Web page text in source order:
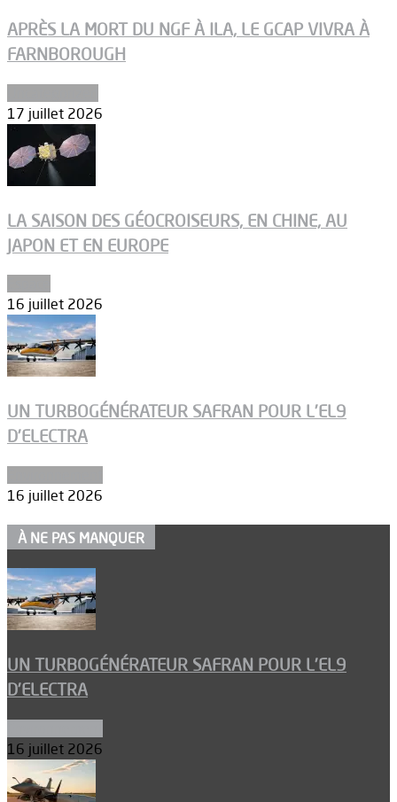
APRÈS LA MORT DU NGF À ILA, LE GCAP VIVRA À
FARNBOROUGH
17 juillet 2026
LA SAISON DES GÉOCROISEURS, EN CHINE, AU
JAPON ET EN EUROPE
16 juillet 2026
UN TURBOGÉNÉRATEUR SAFRAN POUR L’EL9
D’ELECTRA
16 juillet 2026
À NE PAS MANQUER
UN TURBOGÉNÉRATEUR SAFRAN POUR L’EL9
D’ELECTRA
16 juillet 2026